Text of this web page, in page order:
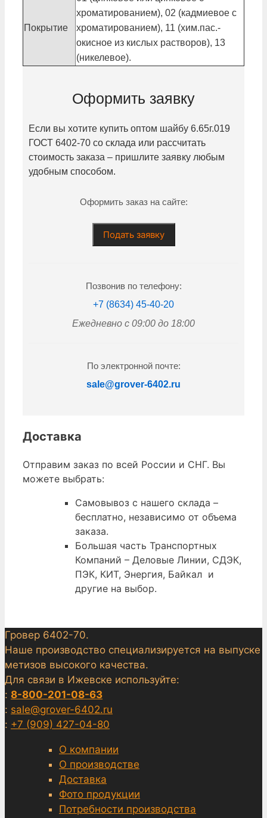
Покрытие
хроматированием), 02 (кадмиевое с
хроматированием), 11 (хим.пас.-
окисное из кислых растворов), 13
(никелевое).
Оформить заявку
Если вы хотите купить оптом шайбу 6.65г.019
ГОСТ 6402-70 со склада или рассчитать
стоимость заказа – пришлите заявку любым
удобным способом.
Оформить заказ на сайте:
Подать заявку
Позвонив по телефону:
+7 (8634) 45-40-20
Ежедневно с 09:00 до 18:00
По электронной почте:
sale@grover-6402.ru
Доставка
Отправим заказ по всей России и СНГ. Вы
можете выбрать:
Самовывоз с нашего склада –
бесплатно, независимо от объема
заказа.
Большая часть Транспортных
Компаний – Деловые Линии, СДЭК,
ПЭК, КИТ, Энергия, Байкал и
другие на выбор.
Гровер 6402-70.
Наше производство специализируется на выпуске
метизов высокого качества.
Для связи в Ижевске используйте:
: 8-800-201-08-63
: sale@grover-6402.ru
: +7 (909) 427-04-80
О компании
О производстве
Доставка
Фото продукции
Потребности производства